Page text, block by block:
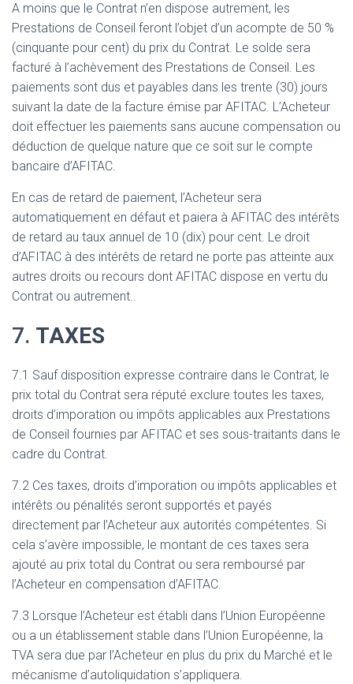
A moins que le Contrat n’en dispose autrement, les
Prestations de Conseil feront l’objet d’un acompte de 50 %
(cinquante pour cent) du prix du Contrat. Le solde sera
facturé à l’achèvement des Prestations de Conseil. Les
paiements sont dus et payables dans les trente (30) jours
suivant la date de la facture émise par AFITAC. L’Acheteur
doit effectuer les paiements sans aucune compensation ou
déduction de quelque nature que ce soit sur le compte
bancaire d’AFITAC.
En cas de retard de paiement, l’Acheteur sera
automatiquement en défaut et paiera à AFITAC des intérêts
de retard au taux annuel de 10 (dix) pour cent. Le droit
d’AFITAC à des intérêts de retard ne porte pas atteinte aux
autres droits ou recours dont AFITAC dispose en vertu du
Contrat ou autrement..
7. TAXES
7.1 Sauf disposition expresse contraire dans le Contrat, le
prix total du Contrat sera réputé exclure toutes les taxes,
droits d’imporation ou impôts applicables aux Prestations
de Conseil fournies par AFITAC et ses sous-traitants dans le
cadre du Contrat.
7.2 Ces taxes, droits d’imporation ou impôts applicables et
intérêts ou pénalités seront supportés et payés
directement par l’Acheteur aux autorités compétentes. Si
cela s’avère impossible, le montant de ces taxes sera
ajouté au prix total du Contrat ou sera remboursé par
l’Acheteur en compensation d’AFITAC.
7.3 Lorsque l’Acheteur est établi dans l’Union Européenne
ou a un établissement stable dans l’Union Européenne, la
TVA sera due par l’Acheteur en plus du prix du Marché et le
mécanisme d’autoliquidation s’appliquera.